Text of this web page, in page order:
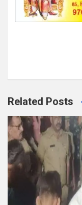
Related Posts